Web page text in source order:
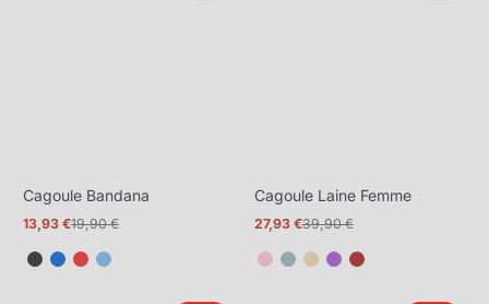
Cagoule Bandana
Prix
13,93 €
Prix
19,90 €
Cagoule Laine Femme
Prix
27,93 €
Prix
39,90 €